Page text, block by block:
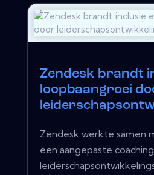
Zendesk brandt
loopbaangroei
Zendesk werkte samen
een ​​aangepaste